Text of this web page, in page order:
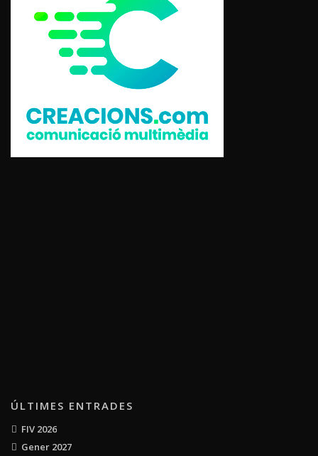
ÚLTIMES ENTRADES
FIV 2026
Gener 2027